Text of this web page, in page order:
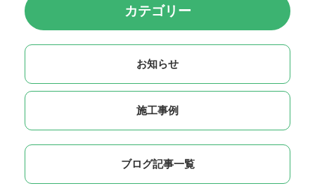
カテゴリー
お知らせ
施工事例
ブログ記事一覧